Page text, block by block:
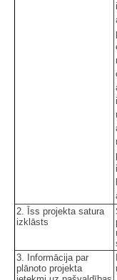
2. Īss projekta satura
izklāsts
3. Informācija par
plānoto projekta